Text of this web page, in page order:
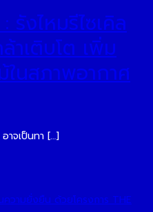
รังไหมรีไซเคิล
าเติบโต เพิ่ม
ในสภาพอากาศ
าจเป็นทา […]